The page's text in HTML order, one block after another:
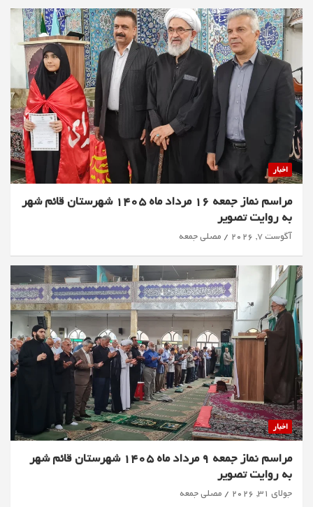
اخبار
مراسم نماز جمعه 16 مرداد ماه 1405 شهرستان قائم شهر
به روایت تصویر
آگوست 7, 2026 مصلی جمعه
اخبار
مراسم نماز جمعه 9 مرداد ماه 1405 شهرستان قائم شهر
به روایت تصویر
جولای 31, 2026 مصلی جمعه